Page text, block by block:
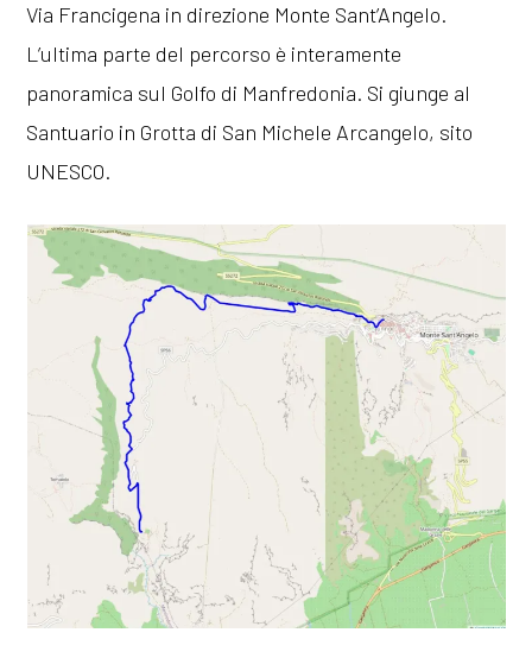
Via Francigena in direzione Monte Sant’Angelo.
L’ultima parte del percorso è interamente
panoramica sul Golfo di Manfredonia. Si giunge al
Santuario in Grotta di San Michele Arcangelo, sito
UNESCO.